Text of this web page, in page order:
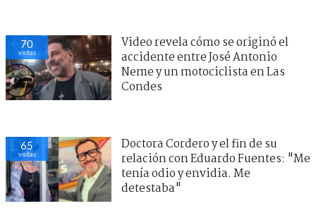
70
visitas
Video revela cómo se originó el
accidente entre José Antonio
Neme y un motociclista en Las
Condes
65
visitas
Doctora Cordero y el fin de su
relación con Eduardo Fuentes: "Me
tenía odio y envidia. Me
detestaba"